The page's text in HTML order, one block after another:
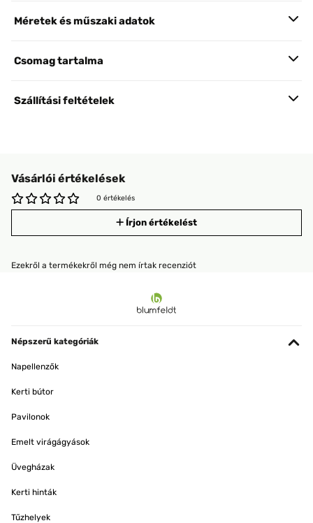
Méretek és műszaki adatok
Csomag tartalma
Szállítási feltételek
Vásárlói értékelések
0 értékelés
Írjon értékelést
Ezekről a termékekről még nem írtak recenziót
Népszerű kategóriák
Napellenzők
Kerti bútor
Pavilonok
Emelt virágágyások
Üvegházak
Kerti hinták
Tűzhelyek